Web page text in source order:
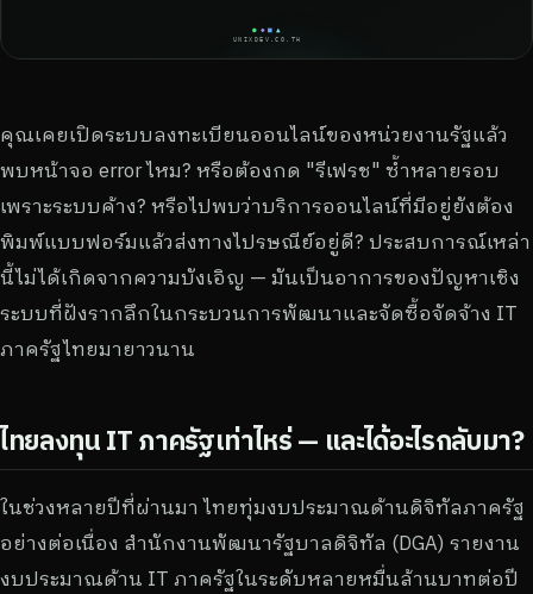
คุณเคยเปิดระบบลงทะเบียนออนไลน์ของหน่วยงานรัฐแล้ว
พบหน้าจอ error ไหม? หรือต้องกด "รีเฟรช" ซ้ำหลายรอบ
เพราะระบบค้าง? หรือไปพบว่าบริการออนไลน์ที่มีอยู่ยังต้อง
พิมพ์แบบฟอร์มแล้วส่งทางไปรษณีย์อยู่ดี? ประสบการณ์เหล่า
นี้ไม่ได้เกิดจากความบังเอิญ — มันเป็นอาการของปัญหาเชิง
ระบบที่ฝังรากลึกในกระบวนการพัฒนาและจัดซื้อจัดจ้าง IT
ภาครัฐไทยมายาวนาน
ไทยลงทุน IT ภาครัฐเท่าไหร่ — และได้อะไรกลับมา?
ในช่วงหลายปีที่ผ่านมา ไทยทุ่มงบประมาณด้านดิจิทัลภาครัฐ
อย่างต่อเนื่อง สำนักงานพัฒนารัฐบาลดิจิทัล (DGA) รายงาน
งบประมาณด้าน IT ภาครัฐในระดับหลายหมื่นล้านบาทต่อปี